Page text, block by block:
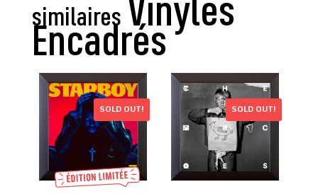
similaires
SOLD OUT! SOLD OUT!